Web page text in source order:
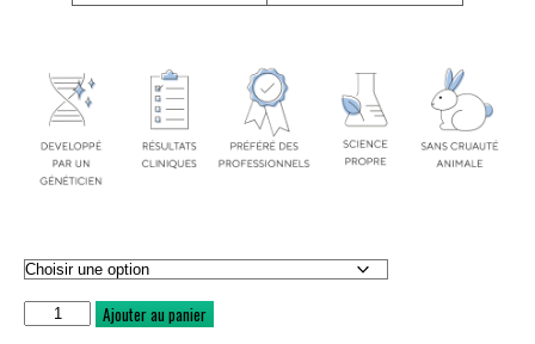
quantité
de
Ajouter au panier